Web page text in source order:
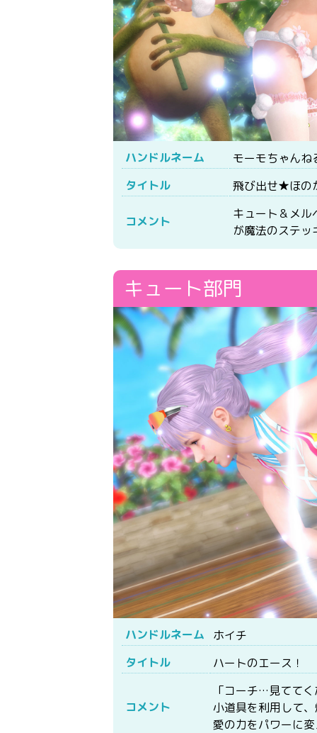
ハンドルネーム
モーモちゃんね
タイトル
飛び出せ★ほの
コメント
キュート＆メ
が魔法のステ
ハンドルネーム
ホイチ
タイトル
ハートのエース！
コメント
「コーチ…見てて
小道具を利用して
愛の力をパワーに